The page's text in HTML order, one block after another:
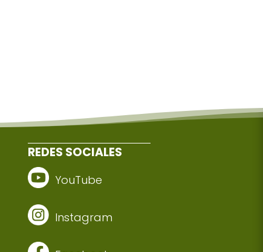
REDES SOCIALES
YouTube
Instagram